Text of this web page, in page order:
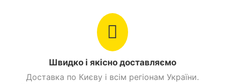
Швидко і якісно доставляємо
Доставка по Києву і всім регіонам України.